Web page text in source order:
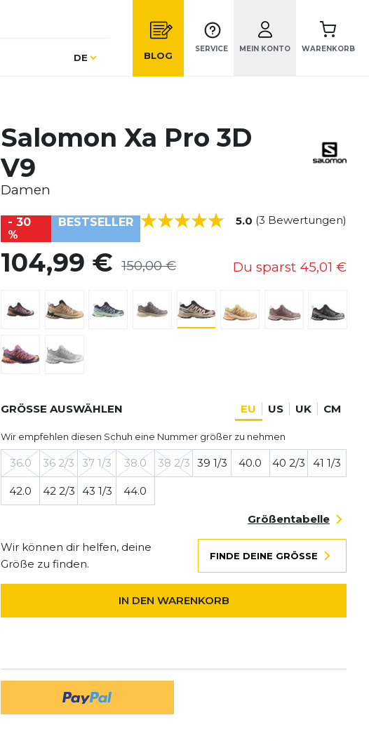
Sprache
DE BLOG
SERVICE MEIN KONTO WARENKORB
Salomon Xa Pro 3D
V9
Damen
- 30
%
BESTSELLER 5.0 (3 Bewertungen)
104,99 € 150,00 € Du sparst 45,01 €
GRÖSSE AUSWÄHLEN EU US UK CM
Wir empfehlen diesen Schuh eine Nummer größer zu nehmen
36.0 36 2/3 37 1/3 38.0 38 2/3 39 1/3 40.0 40 2/3 41 1/3
42.0 42 2/3 43 1/3 44.0
Größentabelle
Wir können dir helfen, deine
Größe zu finden.
FINDE DEINE GRÖSSE
IN DEN WARENKORB